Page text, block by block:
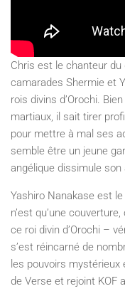
Chris est le chanteur du
camarades Shermie et
rois divins d’Orochi.
martiaux, il sait tirer
pour mettre à mal ses
semble être un jeune
angélique dissimule
Yashiro Nanakase est
n’est qu’une
ce roi divin d’Orochi –
s’est réincarné de
les pouvoirs mystérieux
de Verse et rejoint KOF